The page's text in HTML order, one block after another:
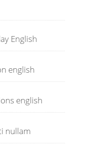
English
english
english
nullam